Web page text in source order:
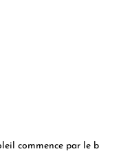
commence par le b